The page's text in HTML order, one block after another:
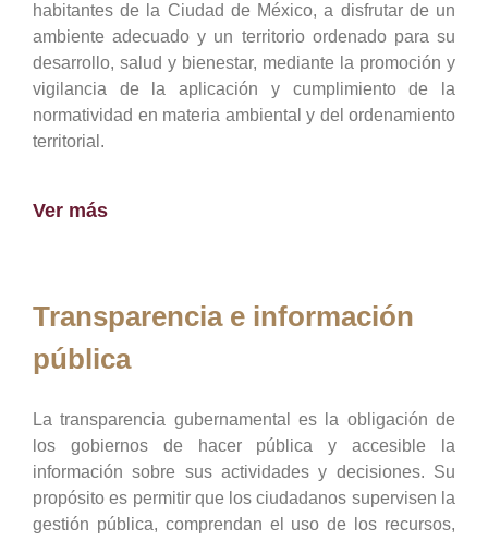
habitantes de la Ciudad de México, a disfrutar de un
ambiente adecuado y un territorio ordenado para su
desarrollo, salud y bienestar, mediante la promoción y
vigilancia de la aplicación y cumplimiento de la
normatividad en materia ambiental y del ordenamiento
territorial.
Ver más
Transparencia e información
pública
La transparencia gubernamental es la obligación de
los gobiernos de hacer pública y accesible la
información sobre sus actividades y decisiones. Su
propósito es permitir que los ciudadanos supervisen la
gestión pública, comprendan el uso de los recursos,